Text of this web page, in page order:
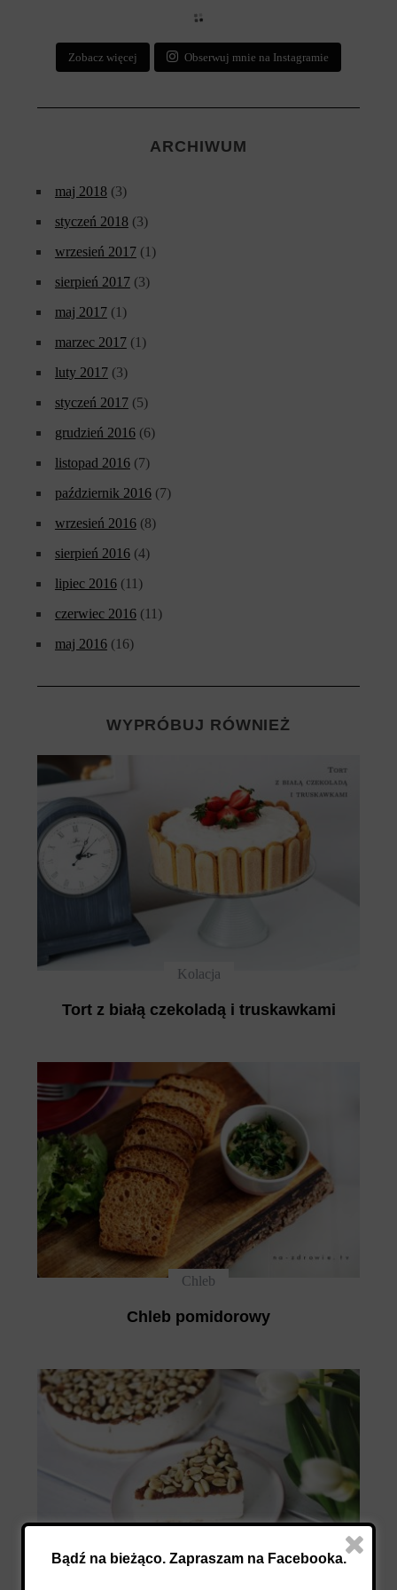
Zobacz więcej Obserwuj mnie na Instagramie
ARCHIWUM
maj 2018(3)
styczeń 2018(3)
wrzesień 2017(1)
sierpień 2017(3)
maj 2017(1)
marzec 2017(1)
luty 2017(3)
styczeń 2017(5)
grudzień 2016(6)
listopad 2016(7)
październik 2016(7)
wrzesień 2016(8)
sierpień 2016(4)
lipiec 2016(11)
czerwiec 2016(11)
maj 2016(16)
WYPRÓBUJ RÓWNIEŻ
Kolacja
Tort z białą czekoladą i truskawkami
Chleb
Chleb pomidorowy
Bądź na bieżąco. Zapraszam na Facebooka.